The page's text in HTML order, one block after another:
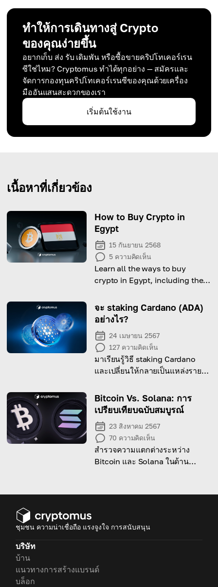
ทำให้การเดินทางสู่ Crypto
ของคุณง่ายขึ้น
อยากเก็บ ส่ง รับ เดิมพัน หรือซื้อขายคริปโทเคอร์เรน
ซีใช่ไหม? Cryptomus ทำได้ทุกอย่าง — สมัครและ
จัดการกองทุนคริปโทเคอร์เรนซีของคุณด้วยเครื่อง
มืออันแสนสะดวกของเรา
เริ่มต้นใช้งาน
เนื้อหาที่เกี่ยวข้อง
How to Buy Crypto in
Egypt
15 กันยายน 2568
5 ความคิดเห็น
Learn all the ways to buy
crypto in Egypt, including the
a step-by-step guide to do it.
จะ staking Cardano (ADA)
อย่างไร?
24 เมษายน 2567
127 ความคิดเห็น
มาเรียนรู้วิธี staking Cardano
และเปลี่ยนให้กลายเป็นแหล่งรายได้
Bitcoin Vs. Solana: การ
เปรียบเทียบฉบับสมบูรณ์
23 สิงหาคม 2567
70 ความคิดเห็น
สำรวจความแตกต่างระหว่าง
Bitcoin และ Solana ในด้าน
ชุมชน ความน่าเชื่อถือ แรงจูงใจ การสนับสนุน
บริษัท
บ้าน
แนวทางการสร้างแบรนด์
บล็อก